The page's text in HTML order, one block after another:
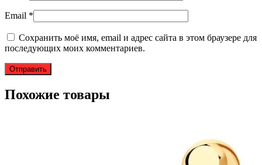
Email *
Сохранить моё имя, email и адрес сайта в этом браузере для
последующих моих комментариев.
Похожие товары